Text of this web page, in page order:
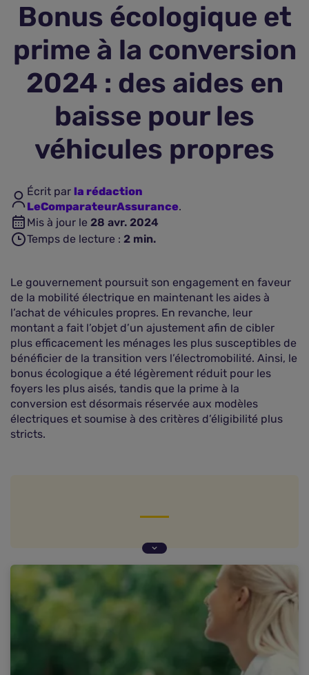
Plus d'assurances
Bonus écologique et
prime à la conversion
2024 : des aides en
baisse pour les
véhicules propres
Écrit par la rédaction
LeComparateurAssurance.
Mis à jour le 28 avr. 2024
Temps de lecture : 2 min.
Le gouvernement poursuit son engagement en faveur
de la mobilité électrique en maintenant les aides à
l’achat de véhicules propres. En revanche, leur
montant a fait l’objet d’un ajustement afin de cibler
plus efficacement les ménages les plus susceptibles de
bénéficier de la transition vers l’électromobilité. Ainsi, le
bonus écologique a été légèrement réduit pour les
foyers les plus aisés, tandis que la prime à la
conversion est désormais réservée aux modèles
électriques et soumise à des critères d’éligibilité plus
stricts.
Prime à la conversion : des conditions strictes
Cumul des aides et conditions générales
Assurance auto : un élément important à
considérer